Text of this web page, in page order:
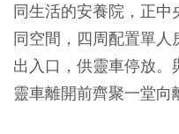
同生活的安養院，正
同空間，四周配置單
出入口，供靈車停放
靈車離開前齊聚一堂向